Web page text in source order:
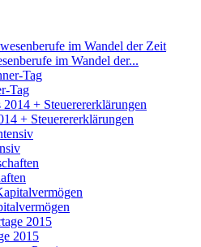
im Wandel der...
Tag
+ Steuerererklärungen
2015